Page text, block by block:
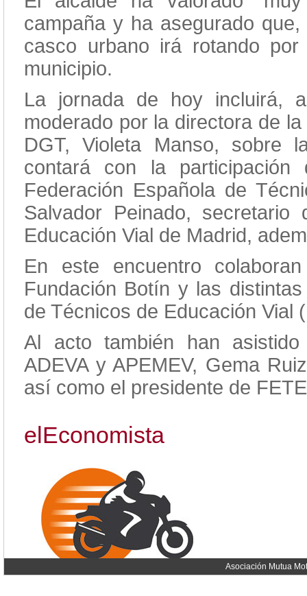
campaña y ha asegurado
casco urbano irá rotando
municipio.
La jornada de hoy incluirá,
moderado por la directora de
DGT, Violeta Manso, sobre
contará con la
Federación Española de
Salvador Peinado,
Educación Vial de Madrid,
En este encuentro
Fundación Botín y las
de Técnicos de Educación Vial
Al acto también han
ADEVA y APEMEV, Gema
así como el presidente de
elEconomista
Asociación Mutua